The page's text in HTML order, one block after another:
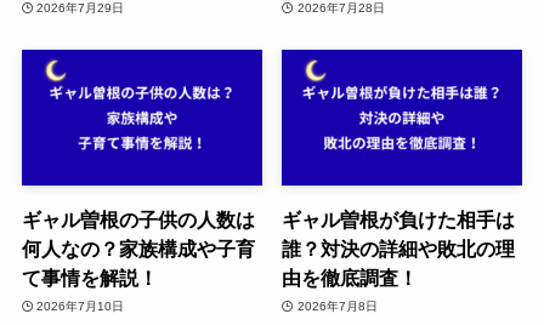
2026年7月29日 2026年7月28日
ギャル曽根の子供の人数は
何人なの？家族構成や子育
て事情を解説！
2026年7月10日
ギャル曽根が負けた相手は
誰？対決の詳細や敗北の理
由を徹底調査！
2026年7月8日